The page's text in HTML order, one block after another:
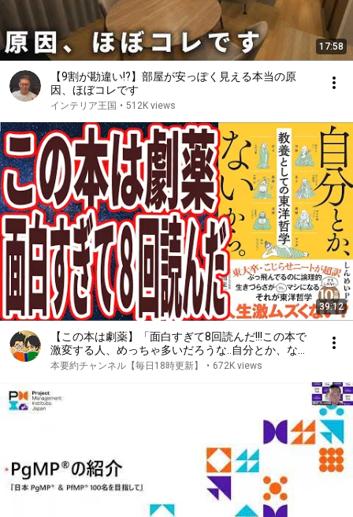
17:58
【9割が勘違い!?】部屋が安っぽく見える本当の原
因、ほぼコレです
インテリア王国 • 512K views
39:12
【この本は劇薬】「面白すぎて8回読んだ!!!この本で
激変する人、めっちゃ多いだろうな..自分とか、ない
から。教養としての東洋哲学」を世界一わかりやすく
本要約チャンネル【毎日18時更新】 • 672K views